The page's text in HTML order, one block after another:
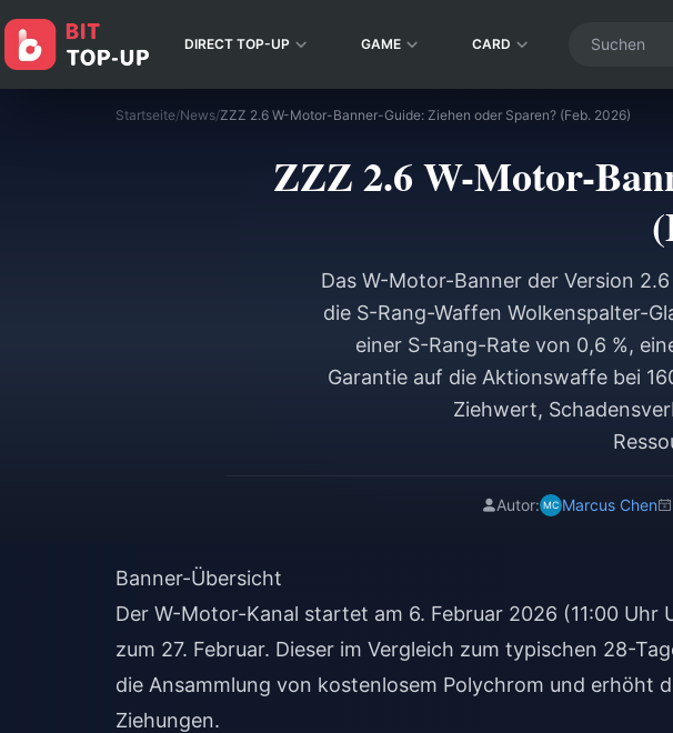
DIRECT TOP-UP GAME CARD
Startseite/News/ZZZ 2.6 W-Motor-Banner-Guide: Ziehen oder Sparen? (Feb. 2026)
ZZZ 2.6 W-Motor-
Das W-Motor-Banner der Version
die S-Rang-Waffen Wolkenspalter-
einer S-Rang-Rate von 0,6 %,
Garantie auf die Aktionswaffe bei
Ziehwert,
Autor: Marcus Chen
Banner-Übersicht
Der W-Motor-Kanal startet am 6. Februar 2026 (11:00 Uhr
zum 27. Februar. Dieser im Vergleich zum typischen 28-
die Ansammlung von kostenlosem Polychrom und erhöht
Ziehungen.